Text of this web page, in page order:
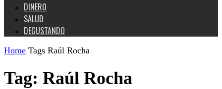
DINERO
SALUD
DEGUSTANDO
Home Tags Raúl Rocha
Tag: Raúl Rocha